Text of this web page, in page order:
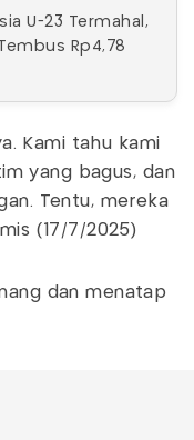
U-23 Termahal,
Rp4,78
Kami tahu kami
yang bagus, dan
Tentu, mereka
(17/7/2025)
dan menatap